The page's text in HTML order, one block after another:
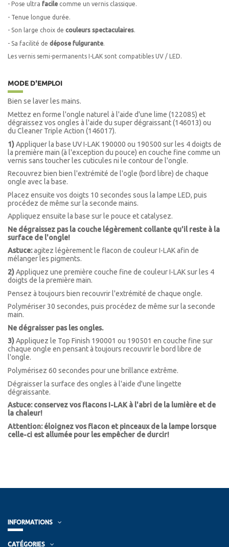
- Pose ultra facile comme un vernis classique.
- Tenue longue durée.
- Son large choix de couleurs spectaculaires.
- Sa facilité de dépose fulgurante.
Les vernis semi-permanents I-LAK sont compatibles UV / LED.
MODE D'EMPLOI
Bien se laver les mains.
Mettez en forme l'ongle naturel à l'aide d'une lime (122085) et
dégraissez vos ongles à l'aide du super dégraissant (146013) ou
du Cleaner Triple Action (146017).
1)Appliquer la base UV I-LAK 190000 ou 190500 sur les 4 doigts de
la première main (à l'exception du pouce) en couche fine comme un
vernis sans toucher les cuticules ni le contour de l'ongle.
Recouvrez bien bien l'extrémité de l'ogle (bord libre) de chaque
ongle avec la base.
Placez ensuite vos doigts 10 secondes sous la lampe LED, puis
procédez de même sur la seconde mains.
Appliquez ensuite la base sur le pouce et catalysez.
Ne dégraissez pas la couche légèrement collante qu'il reste à la
surface de l'ongle!
Astuce:agitez légèrement le flacon de couleur I-LAK afin de
mélanger les pigments.
2)Appliquez une première couche fine de couleur I-LAK sur les 4
doigts de la première main.
Pensez à toujours bien recouvrir l'extrémité de chaque ongle.
Polymériser 30 secondes, puis procédez de même sur la seconde
main.
Ne dégraisser pas les ongles.
3)Appliquez le Top Finish 190001 ou 190501 en couche fine sur
chaque ongle en pensant à toujours recouvrir le bord libre de
l'ongle.
Polymérisez 60 secondes pour une brillance extrême.
Dégraisser la surface des ongles à l'aide d'une lingette
dégraissante.
Astuce: conservez vos flacons I-LAK à l'abri de la lumière et de
la chaleur!
Attention: éloignez vos flacon et pinceaux de la lampe lorsque
celle-ci est allumée pour les empêcher de durcir!
INFORMATIONS
CATÉGORIES